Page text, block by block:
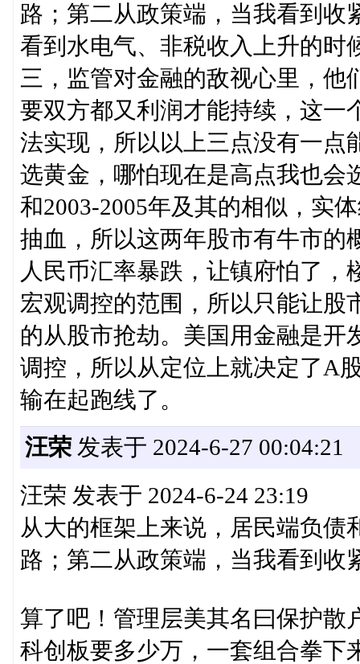
路；第二从政策端，当我看到收
看到水电气、非税收入上升的时
三，监管对金融的敌视心里，他
要双方都又利润才能持续，这一
法实现，所以以上三点没有一点
选黄金，哪怕现在是高点我也会
和2003-2005年及其的相似，实
抽血，所以这两年股市有牛市的
人民币汇率暴跌，让镇府怕了
宏观调控的范围，所以只能让股
的从股市抢劫。美国用金融是开
调控，所以从定位上就决定了A
输在起跑线了。
汪荣发表于 2024-6-27 00:04:21
汪荣 发表于 2024-6-24 23:19
从大的框架上来说，居民端负债
路；第二从政策端，当我看到收
算了吧！管理层美其名曰保护散
科创板要多少万，一套组合拳下